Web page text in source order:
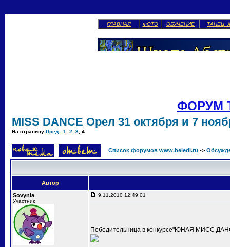
ГЛАВНАЯ ФОТО ОБУЧЕНИЕ ТАНЕЦ
ФОРУМ
MISS DANCE Орел 31 октября и 7
На страницу Пред. 1 2 3 4
Список форумов www.beledi.ru ->
Автор
Sovynia
Участник
9.11.2010 12:49:01
Победительница в конкурсе"ЮНАЯ МИСС